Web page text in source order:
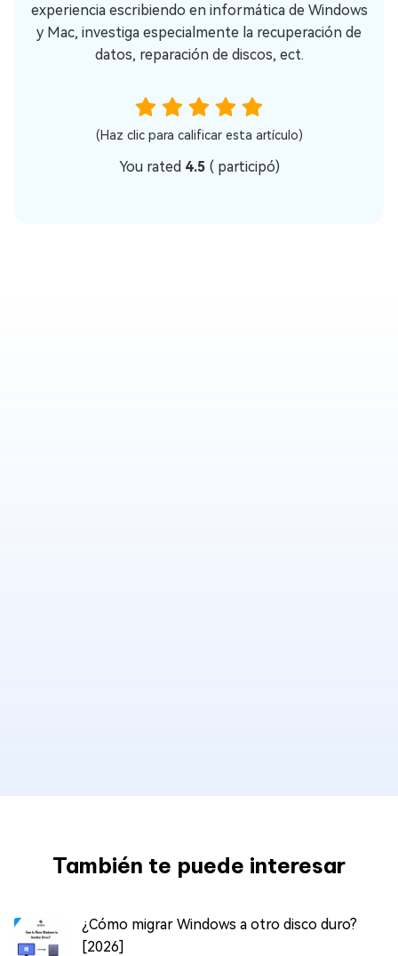
experiencia escribiendo en informática de Windows
y Mac, investiga especialmente la recuperación de
datos, reparación de discos, ect.
(Haz clic para calificar esta artículo)
You rated 4.5 (participó)
También te puede interesar
¿Cómo migrar Windows a otro disco duro?
[2026]